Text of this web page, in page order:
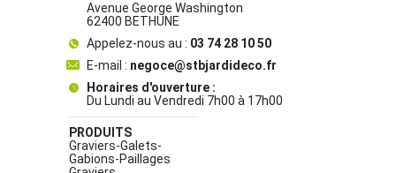
Avenue George Washington
62400 BETHUNE
Appelez-nous au : 03 74 28 10 50
E-mail : negoce@stbjardideco.fr
Horaires d'ouverture :
Du Lundi au Vendredi 7h00 à 17h00
PRODUITS
Graviers-Galets-
Gabions-Paillages